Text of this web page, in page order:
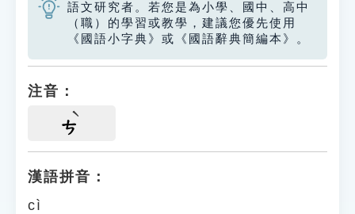
語文研究者。若您是為小學、國中、高中
（職）的學習或教學，建議您優先使用
《國語小字典》或《國語辭典簡編本》。
注音：
ㄘ
漢語拼音：
cì